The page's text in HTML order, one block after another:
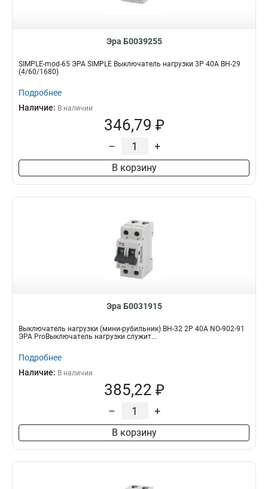
Эра Б0039255
SIMPLE-mod-65 ЭРА SIMPLE Выключатель нагрузки 3P 40А ВН-29
(4/60/1680)
Подробнее
Наличие: В наличии
346,79 ₽
– +
В корзину
Эра Б0031915
Выключатель нагрузки (мини-рубильник) ВН-32 2P 40A NO-902-91
ЭРА ProВыключатель нагрузки служит...
Подробнее
Наличие: В наличии
385,22 ₽
– +
В корзину